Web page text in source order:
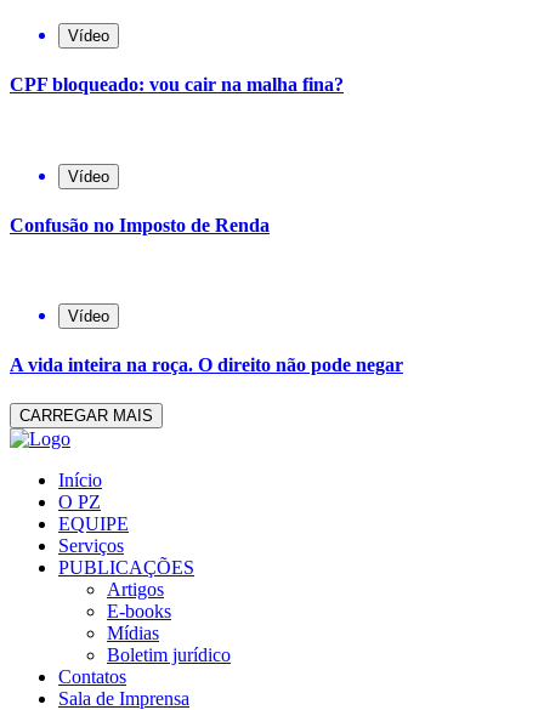
Vídeo
CPF bloqueado: vou cair na malha fina?
Vídeo
Confusão no Imposto de Renda
Vídeo
A vida inteira na roça. O direito não pode negar
CARREGAR MAIS
Início
O PZ
EQUIPE
Serviços
PUBLICAÇÕES
Artigos
E-books
Mídias
Boletim jurídico
Contatos
Sala de Imprensa